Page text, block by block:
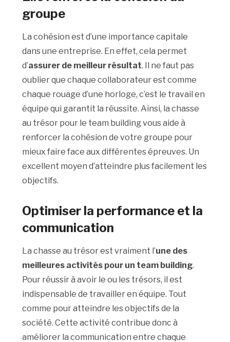
groupe
La cohésion est d’une importance capitale
dans une entreprise. En effet, cela permet
d’assurer de meilleur résultat. Il ne faut pas
oublier que chaque collaborateur est comme
chaque rouage d’une horloge, c’est le travail en
équipe qui garantit la réussite. Ainsi, la chasse
au trésor pour le team building vous aide à
renforcer la cohésion de votre groupe pour
mieux faire face aux différentes épreuves. Un
excellent moyen d’atteindre plus facilement les
objectifs.
Optimiser la performance et la
communication
La chasse au trésor est vraiment l’une des
meilleures activités pour un team building.
Pour réussir à avoir le ou les trésors, il est
indispensable de travailler en équipe. Tout
comme pour atteindre les objectifs de la
société. Cette activité contribue donc à
améliorer la communication entre chaque